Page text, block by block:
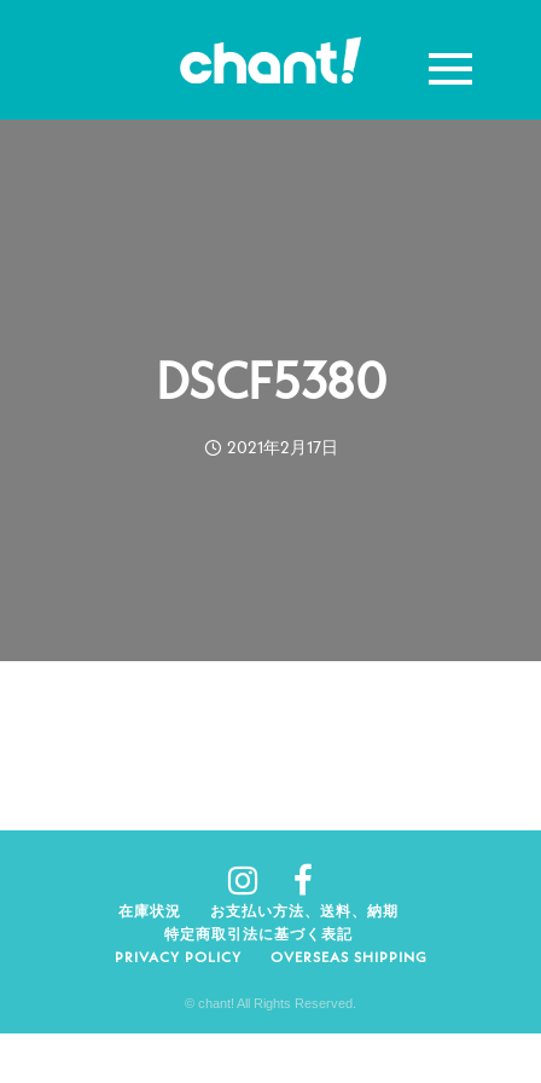
DSCF5380
2021年2月17日
在庫状況
お支払い方法、送料、納期
特定商取引法に基づく表記
PRIVACY POLICY
OVERSEAS SHIPPING
© chant! All Rights Reserved.